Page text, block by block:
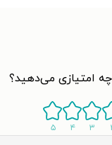
امتیازی می‌دهید؟
۳ ۴ ۵